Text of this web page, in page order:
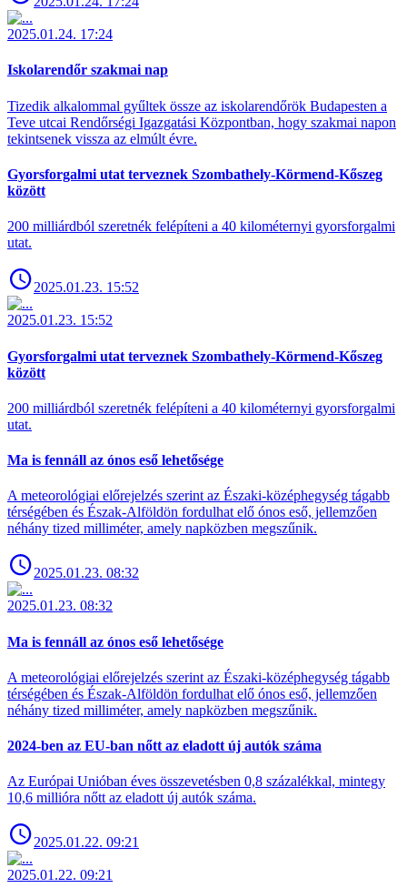
2025.01.24. 17:24
Iskolarendőr szakmai nap
Tizedik alkalommal gyűltek össze az iskolarendőrök Budapesten a
Teve utcai Rendőrségi Igazgatási Központban, hogy szakmai napon
tekintsenek vissza az elmúlt évre.
Gyorsforgalmi utat terveznek Szombathely-Körmend-Kőszeg
között
200 milliárdból szeretnék felépíteni a 40 kilométernyi gyorsforgalmi
utat.
2025.01.23. 15:52
2025.01.23. 15:52
Gyorsforgalmi utat terveznek Szombathely-Körmend-Kőszeg
között
200 milliárdból szeretnék felépíteni a 40 kilométernyi gyorsforgalmi
utat.
Ma is fennáll az ónos eső lehetősége
A meteorológiai előrejelzés szerint az Északi-középhegység tágabb
térségében és Észak-Alföldön fordulhat elő ónos eső, jellemzően
néhány tized milliméter, amely napközben megszűnik.
2025.01.23. 08:32
2025.01.23. 08:32
Ma is fennáll az ónos eső lehetősége
A meteorológiai előrejelzés szerint az Északi-középhegység tágabb
térségében és Észak-Alföldön fordulhat elő ónos eső, jellemzően
néhány tized milliméter, amely napközben megszűnik.
2024-ben az EU-ban nőtt az eladott új autók száma
Az Európai Unióban éves összevetésben 0,8 százalékkal, mintegy
10,6 millióra nőtt az eladott új autók száma.
2025.01.22. 09:21
2025.01.22. 09:21